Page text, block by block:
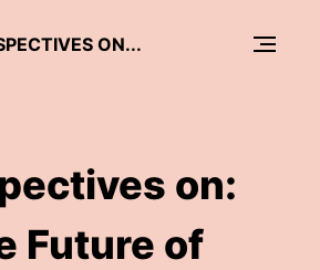
ON...
on:
Future of